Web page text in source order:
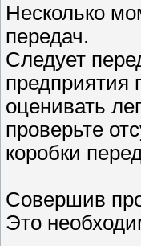
Несколько
передач.
Следует
предприятия
оценивать
проверьте
коробки
Совершив
Это